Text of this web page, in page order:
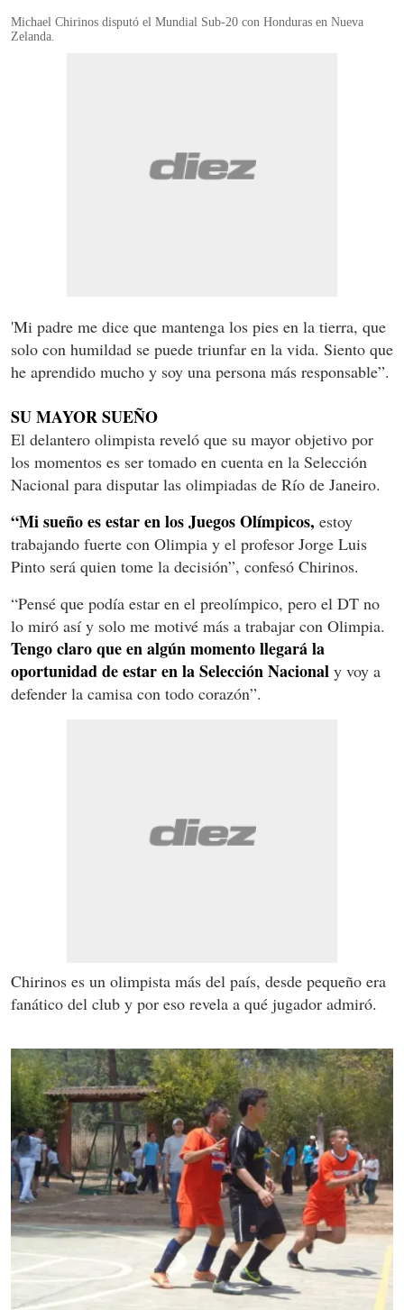
Michael Chirinos disputó el Mundial Sub-20 con Honduras en Nueva
Zelanda.
'Mi padre me dice que mantenga los pies en la tierra, que
solo con humildad se puede triunfar en la vida. Siento que
he aprendido mucho y soy una persona más responsable”.
SU MAYOR SUEÑO
El delantero olimpista reveló que su mayor objetivo por
los momentos es ser tomado en cuenta en la Selección
Nacional para disputar las olimpiadas de Río de Janeiro.
“Mi sueño es estar en los Juegos Olímpicos, estoy
trabajando fuerte con Olimpia y el profesor Jorge Luis
Pinto será quien tome la decisión”, confesó Chirinos.
“Pensé que podía estar en el preolímpico, pero el DT no
lo miró así y solo me motivé más a trabajar con Olimpia.
Tengo claro que en algún momento llegará la
oportunidad de estar en la Selección Nacional y voy a
defender la camisa con todo corazón”.
Chirinos es un olimpista más del país, desde pequeño era
fanático del club y por eso revela a qué jugador admiró.